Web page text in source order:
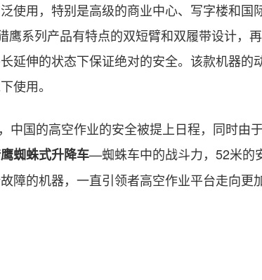
使用，特别是高级的商业中心、写字楼和国
鹰系列产品有特点的双短臂和双履带设计，
延伸的状态下保证绝对的安全。该款机器的
使用。
中国的高空作业的安全被提上日程，同时由
蜘蛛式升降车—蜘蛛车中的战斗力， 52米的
障的机器，一直引领者高空作业平台走向更